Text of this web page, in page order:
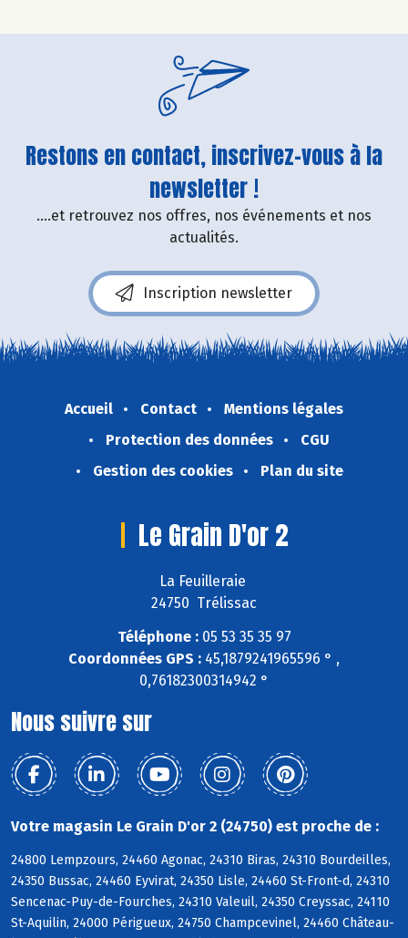
Restons en contact, inscrivez-vous à la
newsletter !
....et retrouvez nos offres, nos événements et nos
actualités.
Inscription newsletter
Accueil Contact
Mentions légales
Protection des données
CGU
Gestion des cookies
Plan du site
Le Grain D'or 2
La Feuilleraie
24750 Trélissac
Téléphone :05 53 35 35 97
Coordonnées GPS : 45,1879241965596 ° ,
0,76182300314942 °
Nous suivre sur
Votre magasin Le Grain D'or 2 (24750) est proche de :
24800 Lempzours, 24460 Agonac, 24310 Biras, 24310 Bourdeilles,
24350 Bussac, 24460 Eyvirat, 24350 Lisle, 24460 St-Front-d, 24310
Sencenac-Puy-de-Fourches, 24310 Valeuil, 24350 Creyssac, 24110
St-Aquilin, 24000 Périgueux, 24750 Champcevinel, 24460 Château-